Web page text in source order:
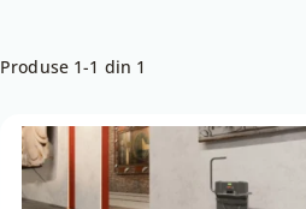
Produse 1-1 din 1